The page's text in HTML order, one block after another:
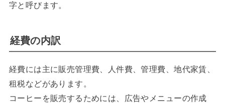
字と呼びます。
経費の内訳
経費には主に販売管理費、人件費、管理費、地代家賃、
租税などがあります。
コーヒーを販売するためには、広告やメニューの作成